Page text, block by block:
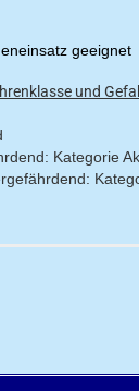
geeignet
und
Kategorie